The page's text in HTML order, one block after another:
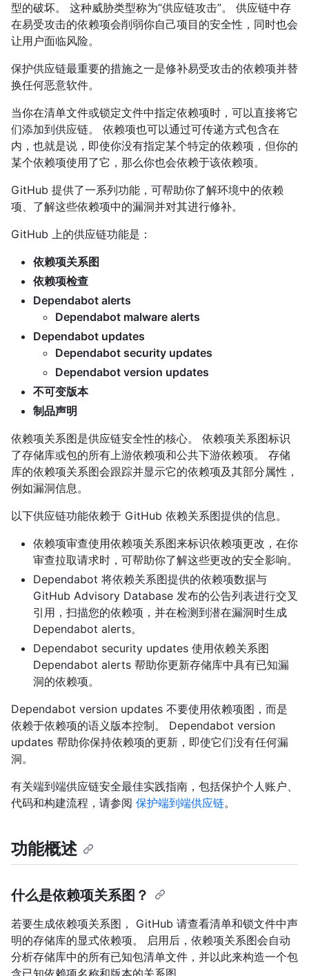
型的破坏。 这种威胁类型称为“供应链攻击”。 供应链中存
在易受攻击的依赖项会削弱你自己项目的安全性，同时也会
让用户面临风险。
保护供应链最重要的措施之一是修补易受攻击的依赖项并替
换任何恶意软件。
当你在清单文件或锁定文件中指定依赖项时，可以直接将它
们添加到供应链。 依赖项也可以通过可传递方式包含在
内，也就是说，即使你没有指定某个特定的依赖项，但你的
某个依赖项使用了它，那么你也会依赖于该依赖项。
GitHub 提供了一系列功能，可帮助你了解环境中的依赖
项、了解这些依赖项中的漏洞并对其进行修补。
GitHub 上的供应链功能是：
依赖项关系图
依赖项检查
Dependabot alerts
Dependabot malware alerts
Dependabot updates
Dependabot security updates
Dependabot version updates
不可变版本
制品声明
依赖项关系图是供应链安全性的核心。 依赖项关系图标识
了存储库或包的所有上游依赖项和公共下游依赖项。 存储
库的依赖项关系图会跟踪并显示它的依赖项及其部分属性，
例如漏洞信息。
以下供应链功能依赖于 GitHub 依赖关系图提供的信息。
依赖项审查使用依赖项关系图来标识依赖项更改，在你
审查拉取请求时，可帮助你了解这些更改的安全影响。
Dependabot 将依赖关系图提供的依赖项数据与
GitHub Advisory Database 发布的公告列表进行交叉
引用，扫描您的依赖项，并在检测到潜在漏洞时生成
Dependabot alerts。
Dependabot security updates 使用依赖关系图
Dependabot alerts 帮助你更新存储库中具有已知漏
洞的依赖项。
Dependabot version updates 不要使用依赖项图，而是
依赖于依赖项的语义版本控制。 Dependabot version
updates 帮助你保持依赖项的更新，即使它们没有任何漏
洞。
有关端到端供应链安全最佳实践指南，包括保护个人账户、
代码和构建流程，请参阅 保护端到端供应链。
功能概述
什么是依赖项关系图？
若要生成依赖项关系图， GitHub 请查看清单和锁文件中声
明的存储库的显式依赖项。 启用后，依赖项关系图会自动
分析存储库中的所有已知包清单文件，并以此来构造一个包